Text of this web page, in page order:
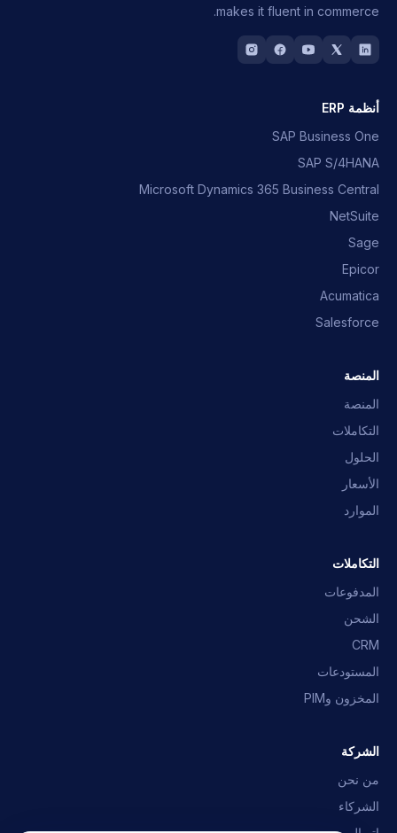
makes it fluent in commerce.
أنظمة ERP
SAP Business One
SAP S/4HANA
Microsoft Dynamics 365 Business Central
NetSuite
Sage
Epicor
Acumatica
Salesforce
المنصة
المنصة
التكاملات
الحلول
الأسعار
الموارد
التكاملات
المدفوعات
الشحن
CRM
المستودعات
المخزون وPIM
الشركة
من نحن
الشركاء